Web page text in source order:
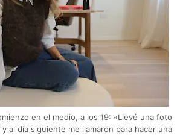
en el medio, a los 19: «Llevé una foto
y al día siguiente me llamaron para hacer una